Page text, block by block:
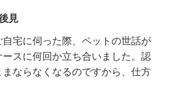
見
宅に伺った際、ペットの世話が
スに何回か立ち合いました。認
ならなくなるのですから、仕方